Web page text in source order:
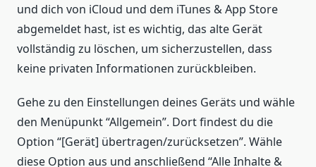
und dich von iCloud und dem iTunes & App Store
abgemeldet hast, ist es wichtig, das alte Gerät
vollständig zu löschen, um sicherzustellen, dass
keine privaten Informationen zurückbleiben.
Gehe zu den Einstellungen deines Geräts und wähle
den Menüpunkt “Allgemein”. Dort findest du die
Option “[Gerät] übertragen/zurücksetzen”. Wähle
diese Option aus und anschließend “Alle Inhalte &